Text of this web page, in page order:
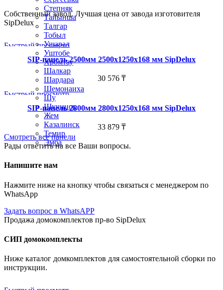
Степняк
Тайынша
Талгар
Тобыл
Ушарал
Уштобе
Хромтау
Шалкар
Шардара
Шемонаиха
Шу
Щучинск
Жем
Казалинск
Темир
Эмба
Собственный завод. Лучшая цена от завода изготовителя
SipDelux
Быстрый просмотр
SIP-панель 2500мм 2500x1250x168 мм SipDelux
30 576 ₸
Быстрый просмотр
SIP-панель 2800мм 2800x1250x168 мм SipDelux
33 879 ₸
Смотреть все панели
Рады ответить на все Ваши вопросы.
Напишите нам
Нажмите ниже на кнопку чтобы связаться с менеджером по
WhatsApp
Задать вопрос в WhatsAPP
Продажа домокомплектов пр-во SipDelux
СИП домокомплекты
Ниже каталог домкомплектов для самостоятельной сборки по
инструкции.